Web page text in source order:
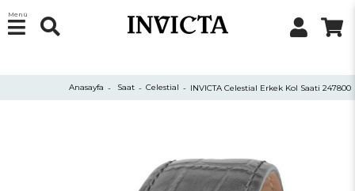
Menü
Anasayfa Saat Celestial INVICTA Celestial Erkek Kol Saati 247800